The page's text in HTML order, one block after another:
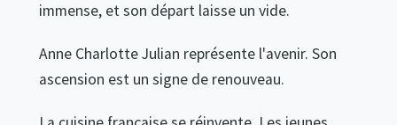
immense, et son départ laisse un vide.
Anne Charlotte Julian représente l'avenir. Son
ascension est un signe de renouveau.